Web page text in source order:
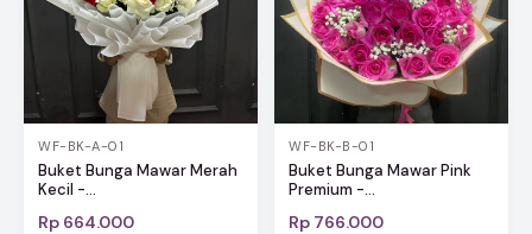
WF-BK-A-01
Buket Bunga Mawar Merah
Kecil -...
Rp 664.000
WF-BK-B-01
Buket Bunga Mawar Pink
Premium -...
Rp 766.000